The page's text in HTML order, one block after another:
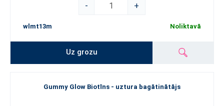
-
+
wlmt13m Noliktavā
Uz grozu
Gummy Glow Biotīns - uztura bagātinātājs